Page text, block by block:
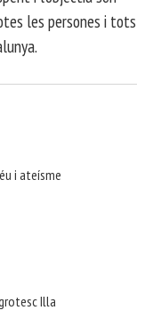
les persones i tots
i ateísme
Illa